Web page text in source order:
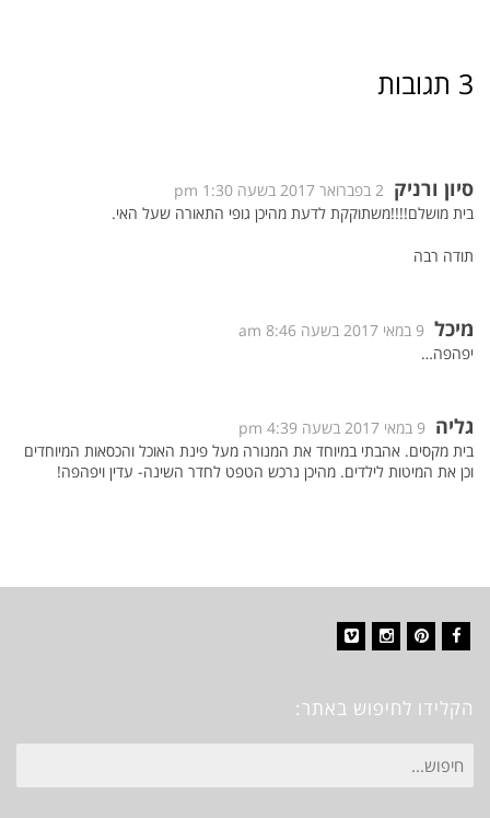
3 תגובות
סיון ורניק 2 בפברואר 2017 בשעה 1:30 pm
בית מושלם!!!!משתוקקת לדעת מהיכן גופי התאורה שעל האי.
תודה רבה
מיכל 9 במאי 2017 בשעה 8:46 am
יפהפה…
גליה 9 במאי 2017 בשעה 4:39 pm
בית מקסים. אהבתי במיוחד את המנורה מעל פינת האוכל והכסאות המיוחדים
וכן את המיטות לילדים. מהיכן נרכש הטפט לחדר השינה- עדין ויפהפה!
הקלידו לחיפוש באתר:
חיפוש
עבור: